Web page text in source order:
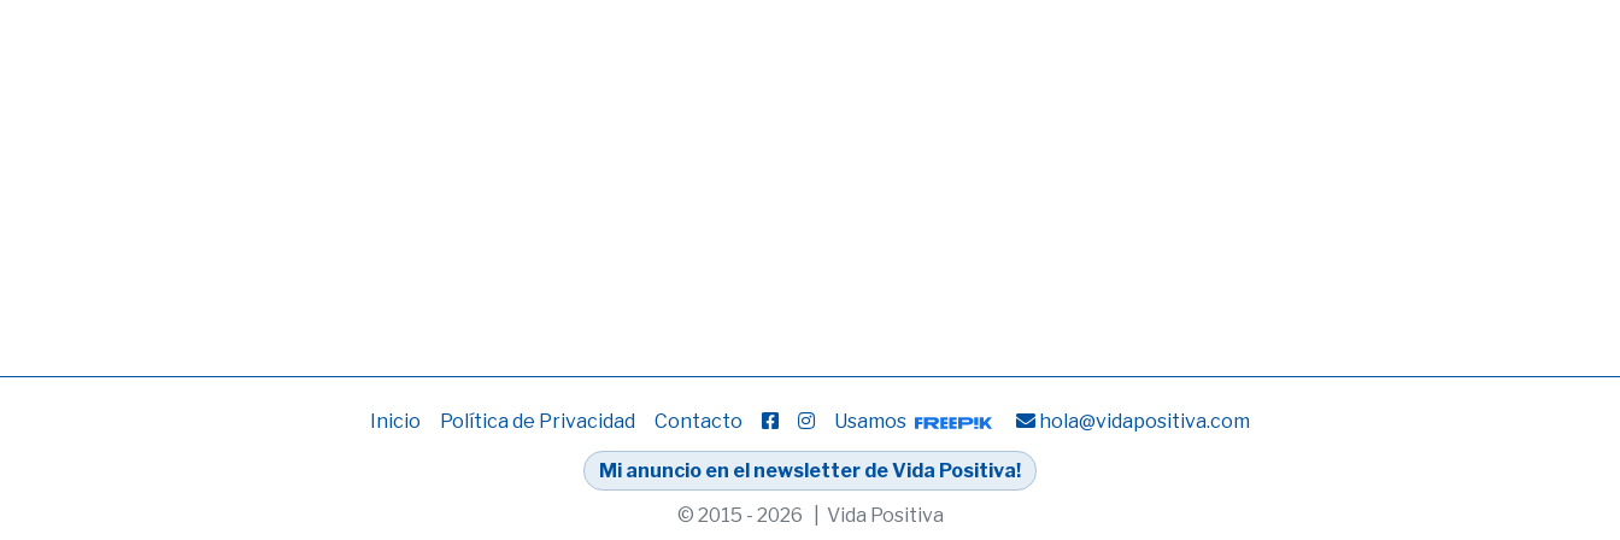
Inicio Política de Privacidad Contacto Usamos hola@vidapositiva.com
Mi anuncio en el newsletter de Vida Positiva!
© 2015 - 2026 | Vida Positiva